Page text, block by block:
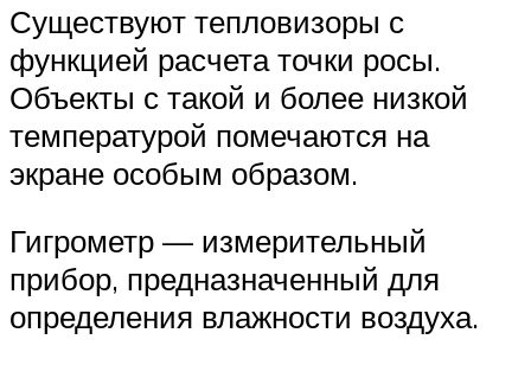
Существуют тепловизоры с
функцией расчета точки росы.
Объекты с такой и более низкой
температурой помечаются на
экране особым образом.
Гигрометр — измерительный
прибор, предназначенный для
определения влажности воздуха.